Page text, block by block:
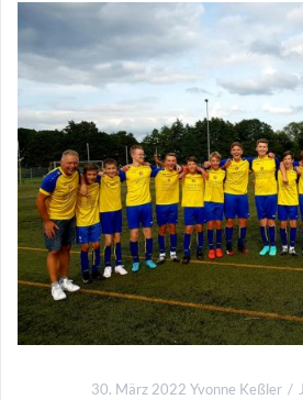
30. März 2022 Yvonne Keßler